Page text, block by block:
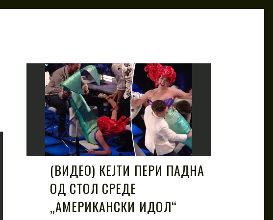
(ВИДЕО) КЕЈТИ ПЕРИ ПАДНА
ОД СТОЛ СРЕДЕ
„АМЕРИКАНСКИ ИДОЛ“